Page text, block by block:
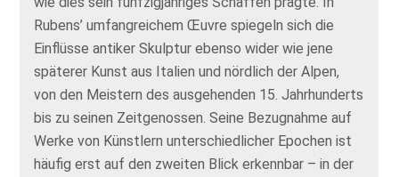
Rubens’ umfangreichem Œuvre spiegeln sich die
Einflüsse antiker Skulptur ebenso wider wie jene
späterer Kunst aus Italien und nördlich der Alpen,
von den Meistern des ausgehenden 15. Jahrhunderts
bis zu seinen Zeitgenossen. Seine Bezugnahme auf
Werke von Künstlern unterschiedlicher Epochen ist
häufig erst auf den zweiten Blick erkennbar – in der